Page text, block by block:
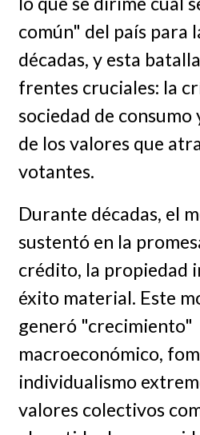
común" del país para
décadas, y esta
frentes cruciales: la
sociedad de
de los valores que
votantes.
Durante décadas, el
sustentó en la
crédito, la propiedad
éxito material. Este
generó "crecimiento"
macroeconómico,
individualismo
valores colectivos